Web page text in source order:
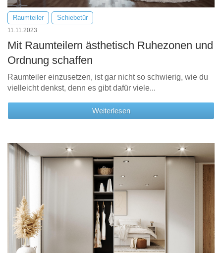
Raumteiler Schiebetür
11.11.2023
Mit Raumteilern ästhetisch Ruhezonen und
Ordnung schaffen
Raumteiler einzusetzen, ist gar nicht so schwierig, wie du
vielleicht denkst, denn es gibt dafür viele...
Weiterlesen